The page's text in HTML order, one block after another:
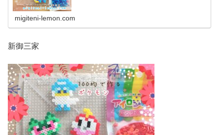
migiteni-lemon.com
新御三家